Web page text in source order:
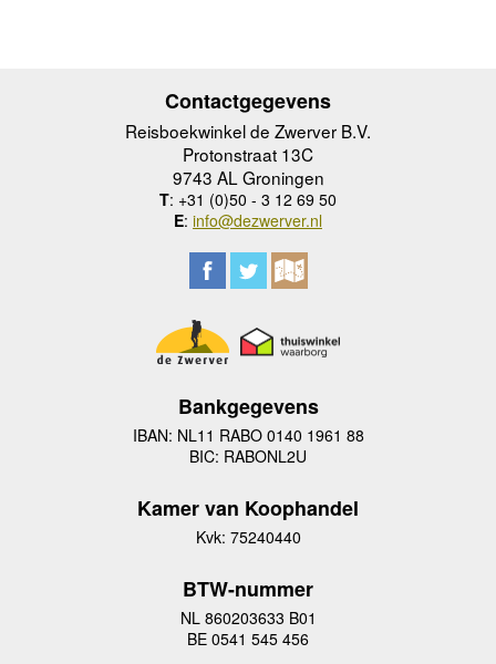
Contactgegevens
Reisboekwinkel de Zwerver B.V.
Protonstraat 13C
9743 AL Groningen
T: +31 (0)50 - 3 12 69 50
E: info@dezwerver.nl
Bankgegevens
IBAN: NL11 RABO 0140 1961 88
BIC: RABONL2U
Kamer van Koophandel
Kvk: 75240440
BTW-nummer
NL 860203633 B01
BE 0541 545 456